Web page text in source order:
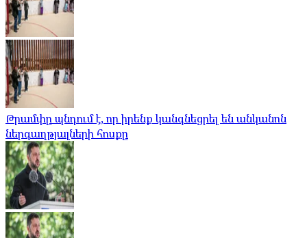
Թրամփը պնդում է, որ իրենք կանգնեցրել են անկանոն
ներգաղթյալների հոսքը